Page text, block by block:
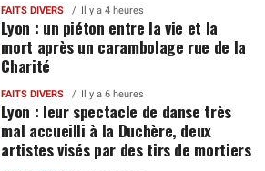
FAITS DIVERS Il y a 4 heures
Lyon : un piéton entre la vie et la
mort après un carambolage rue de la
Charité
FAITS DIVERS Il y a 6 heures
Lyon : leur spectacle de danse très
mal accueilli à la Duchère, deux
artistes visés par des tirs de mortiers